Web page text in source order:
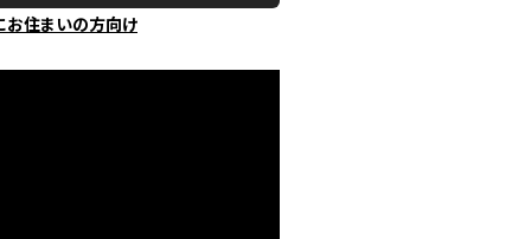
お住まいの方向け